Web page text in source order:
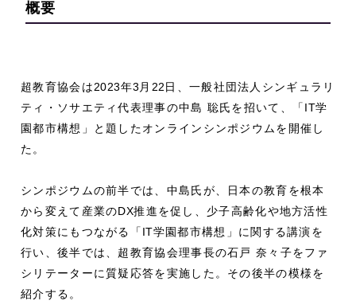
概要
超教育協会は2023年3 月 22日、一般社団法人シンギュラリ
ティ・ソサエティ代表理事の中島 聡氏を招いて、「 IT学
園都市構想」と題したオンラインシンポジウムを開催し
た。
シンポジウムの前半では、中島氏が、日本の教育を根本
から変えて産業のDX推進を促し、少子高齢化や地方活性
化対策にもつながる「 IT学園都市構想」に関する講演を
行い、後半では、超教育協会理事長の石戸 奈々子をファ
シリテーターに質疑応答を実施した。その後半の模様を
紹介する。